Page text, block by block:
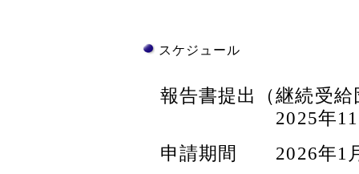
スケジュール
報告書提出（継続受
2025年11月〜
申請期間 2026年1